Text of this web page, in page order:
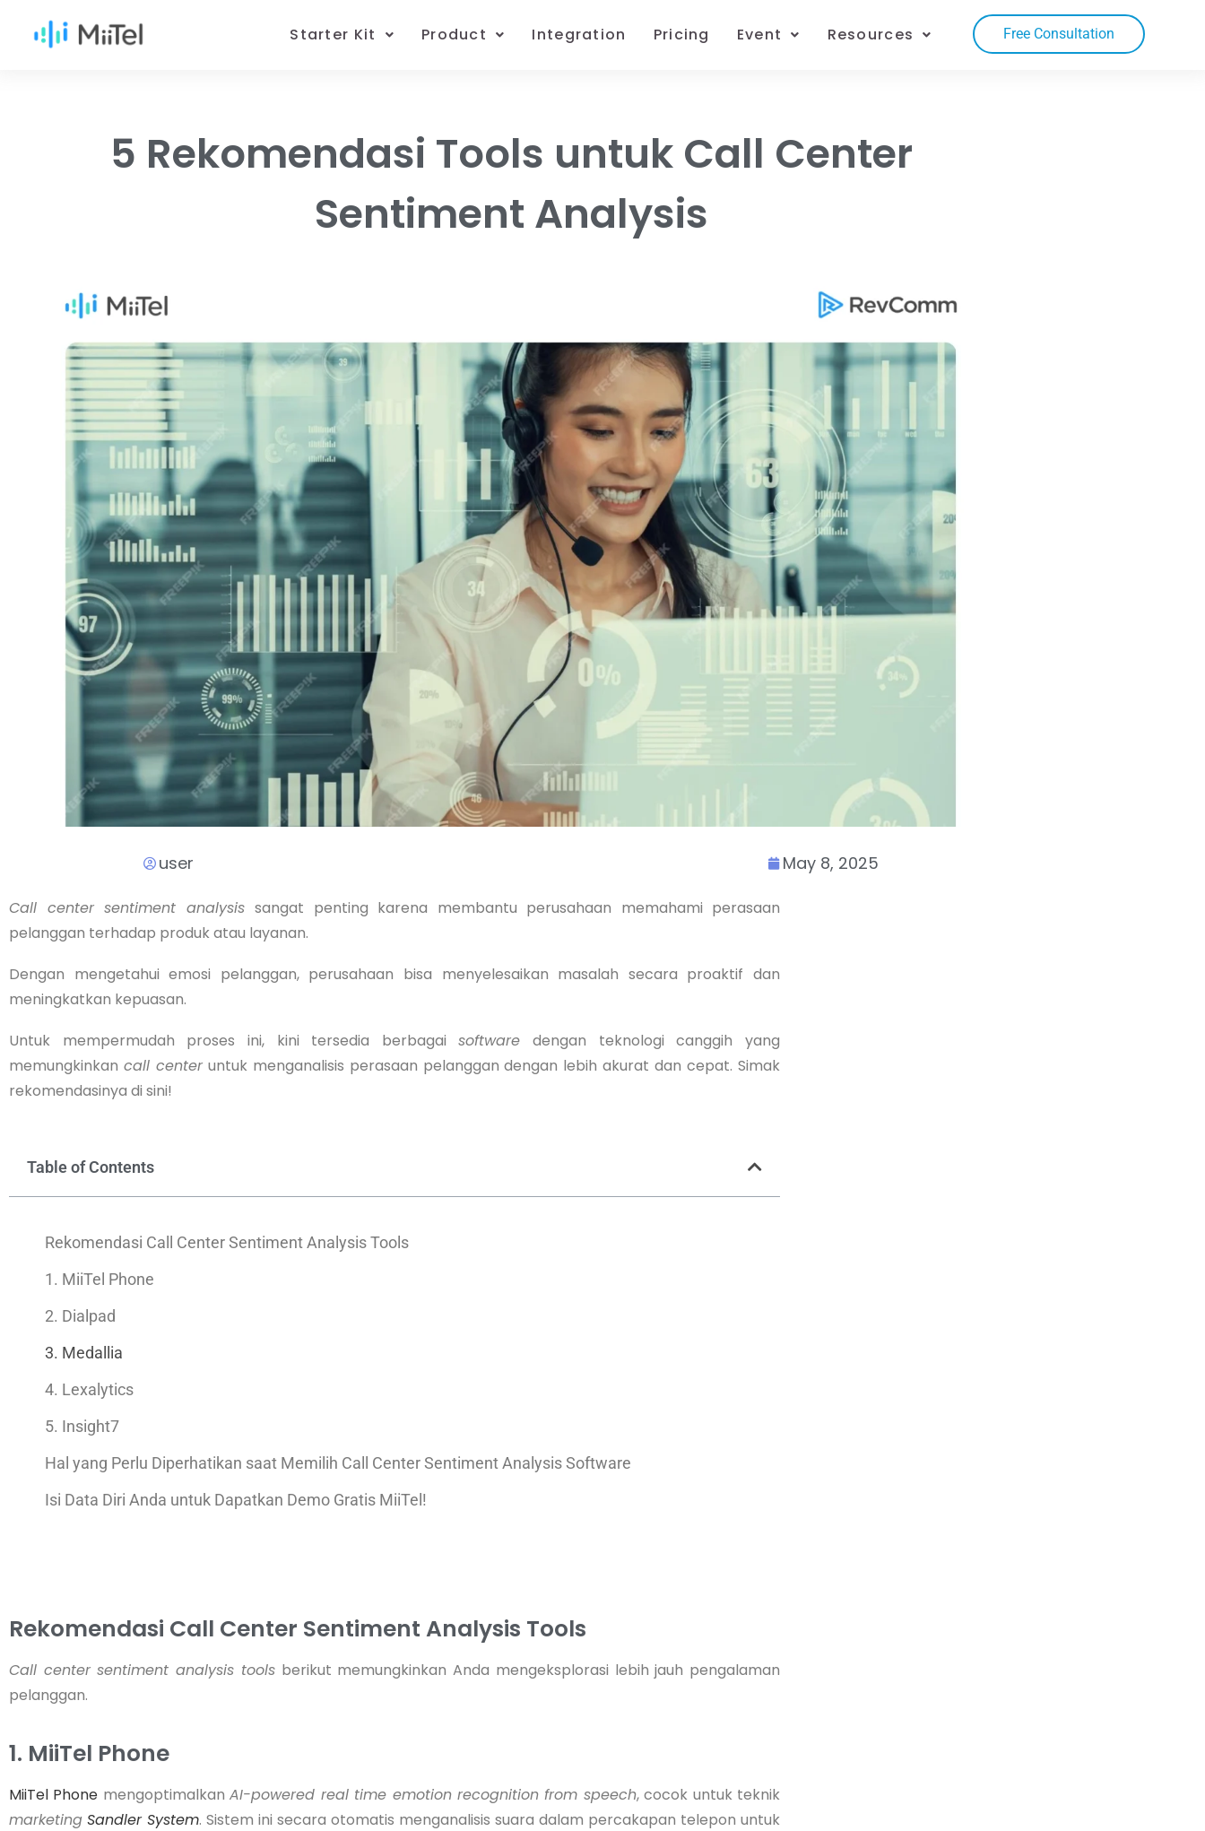
Starter Kit Product Integration Pricing Event Resources Free Consultation
5 Rekomendasi Tools untuk Call Center
Sentiment Analysis
user May 8, 2025
Call center sentiment analysis sangat penting karena membantu perusahaan memahami perasaan
pelanggan terhadap produk atau layanan.
Dengan mengetahui emosi pelanggan, perusahaan bisa menyelesaikan masalah secara proaktif dan
meningkatkan kepuasan.
Untuk mempermudah proses ini, kini tersedia berbagaisoftware dengan teknologi canggih yang
memungkinkan call centeruntuk menganalisis perasaan pelanggan dengan lebih akurat dan cepat. Simak
rekomendasinya di sini!
Table of Contents
Rekomendasi Call Center Sentiment Analysis Tools
1. MiiTel Phone
2. Dialpad
3. Medallia
4. Lexalytics
5. Insight7
Hal yang Perlu Diperhatikan saat Memilih Call Center Sentiment Analysis Software
Isi Data Diri Anda untuk Dapatkan Demo Gratis MiiTel!
Rekomendasi Call Center Sentiment Analysis Tools
Call center sentiment analysis toolsberikut memungkinkan Anda mengeksplorasi lebih jauh pengalaman
pelanggan.
1. MiiTel Phone
MiiTel Phone mengoptimalkanAI-powered real time emotion recognition from speech, cocok untuk teknik
marketing Sandler System. Sistem ini secara otomatis menganalisis suara dalam percakapan telepon untuk